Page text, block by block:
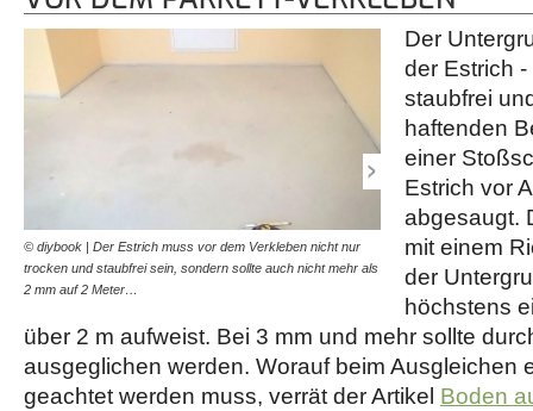
© diybook | Der Estrich muss vor dem Verkleben nicht nur
trocken und staubfrei sein, sondern sollte auch nicht mehr als
2 mm auf 2 Meter…
© diybook | Bei diesem
ausgeglichen werden,
nicht ausbleiben.…
Der
der Estrich
staubfrei
haftenden
einer
Estrich vor
abgesaugt.
mit einem
der
höchstens
über 2 m aufweist. Bei 3 mm und mehr sollte
ausgeglichen werden. Worauf beim Ausgleichen
geachtet werden muss, verrät der Artikel Boden